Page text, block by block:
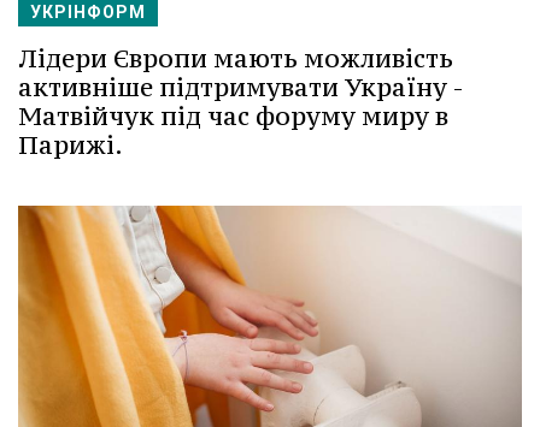
УКРІНФОРМ
Лідери Європи мають можливість
активніше підтримувати Україну -
Матвійчук під час форуму миру в
Парижі.